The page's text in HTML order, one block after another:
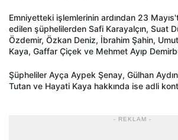
Emniyetteki işlemlerinin ardından 23
edilen şüphelilerden Safi Karayalçın, Suat
Özdemir, Özkan Deniz, İbrahim Şahin,
Kaya, Gaffar Çiçek ve Mehmet Ayıp
Şüpheliler Ayça Aypek Şenay, Gülhan
Tutan ve Hayati Kaya hakkında ise adli
- REKLAM -